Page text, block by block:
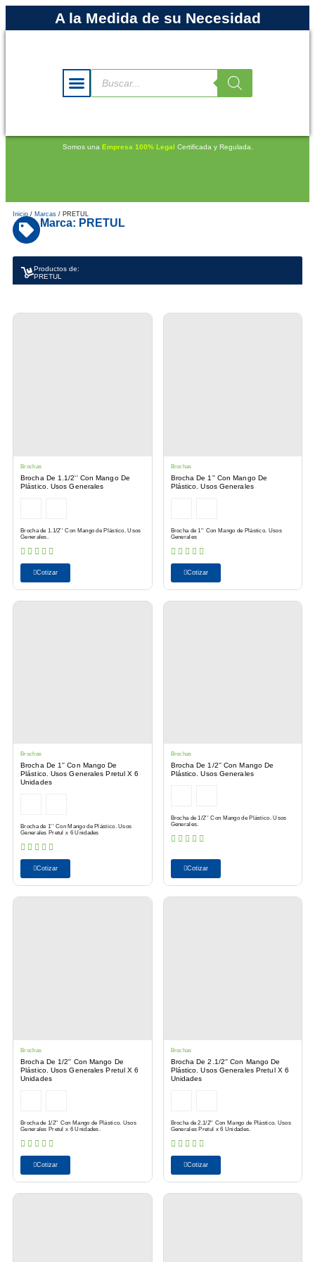
A la Medida de su Necesidad
Somos una Empresa 100% Legal Certificada y Regulada.
Inicio / Marcas / PRETUL
Marca: PRETUL
Productos de:
PRETUL
Brochas
Brocha De 1.1/2'' Con Mango De
Plástico. Usos Generales
Brocha de 1.1/2'' Con Mango de Plástico. Usos
Generales.
Cotizar
Brochas
Brocha De 1'' Con Mango De
Plástico. Usos Generales
Brocha de 1'' Con Mango de Plástico. Usos
Generales
Cotizar
Brochas
Brocha De 1'' Con Mango De
Plástico. Usos Generales Pretul X 6
Unidades
Brocha de 1'' Con Mango de Plástico. Usos
Generales Pretul x 6 Unidades
Cotizar
Brochas
Brocha De 1/2'' Con Mango De
Plástico. Usos Generales
Brocha de 1/2'' Con Mango de Plástico. Usos
Generales.
Cotizar
Brochas
Brocha De 1/2'' Con Mango De
Plástico. Usos Generales Pretul X 6
Unidades
Brocha de 1/2'' Con Mango de Plástico. Usos
Generales Pretul x 6 Unidades.
Cotizar
Brochas
Brocha De 2.1/2'' Con Mango De
Plástico. Usos Generales Pretul X 6
Unidades
Brocha de 2.1/2'' Con Mango de Plástico. Usos
Generales Pretul x 6 Unidades.
Cotizar